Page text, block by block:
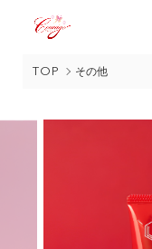
TOP その他